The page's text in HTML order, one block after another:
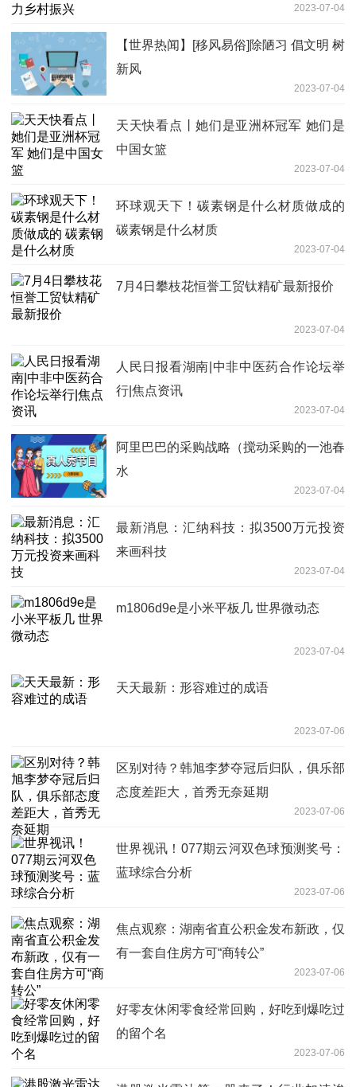
2023-07-04
【世界热闻】[移风易俗]除陋习 倡文明 树
新风
2023-07-04
天天快看点丨她们是亚洲杯冠军 她们是
中国女篮
2023-07-04
环球观天下！碳素钢是什么材质做成的
碳素钢是什么材质
2023-07-04
7月4日攀枝花恒誉工贸钛精矿最新报价
2023-07-04
人民日报看湖南|中非中医药合作论坛举
行|焦点资讯
2023-07-04
阿里巴巴的采购战略（搅动采购的一池春
水
2023-07-04
最新消息：汇纳科技：拟3500万元投资
来画科技
2023-07-04
m1806d9e是小米平板几 世界微动态
2023-07-04
天天最新：形容难过的成语
2023-07-06
区别对待？韩旭李梦夺冠后归队，俱乐部
态度差距大，首秀无奈延期
2023-07-06
世界视讯！077期云河双色球预测奖号：
蓝球综合分析
2023-07-06
焦点观察：湖南省直公积金发布新政，仅
有一套自住房方可“商转公”
2023-07-06
好零友休闲零食经常回购，好吃到爆吃过
的留个名
2023-07-06